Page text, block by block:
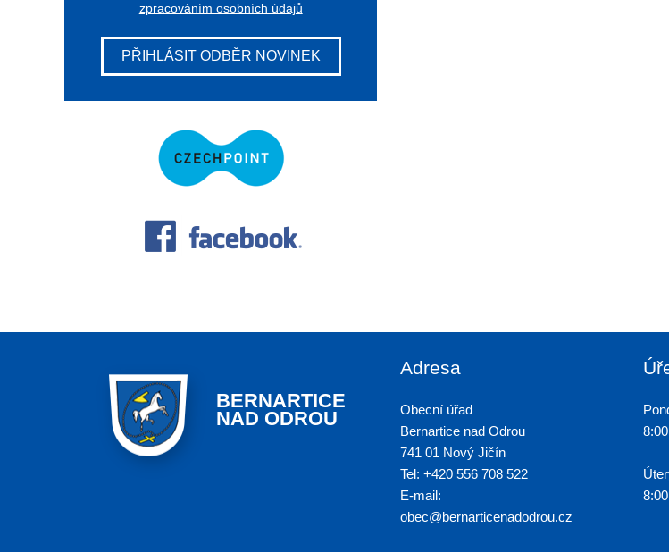
zpracováním osobních údajů
PŘIHLÁSIT ODBĚR NOVINEK
BERNARTICE
NAD ODROU
Adresa
Obecní úřad
Bernartice nad Odrou
741 01 Nový Jičín
Tel: +420 556 708 522
E-mail:
obec@bernarticenadodrou.cz